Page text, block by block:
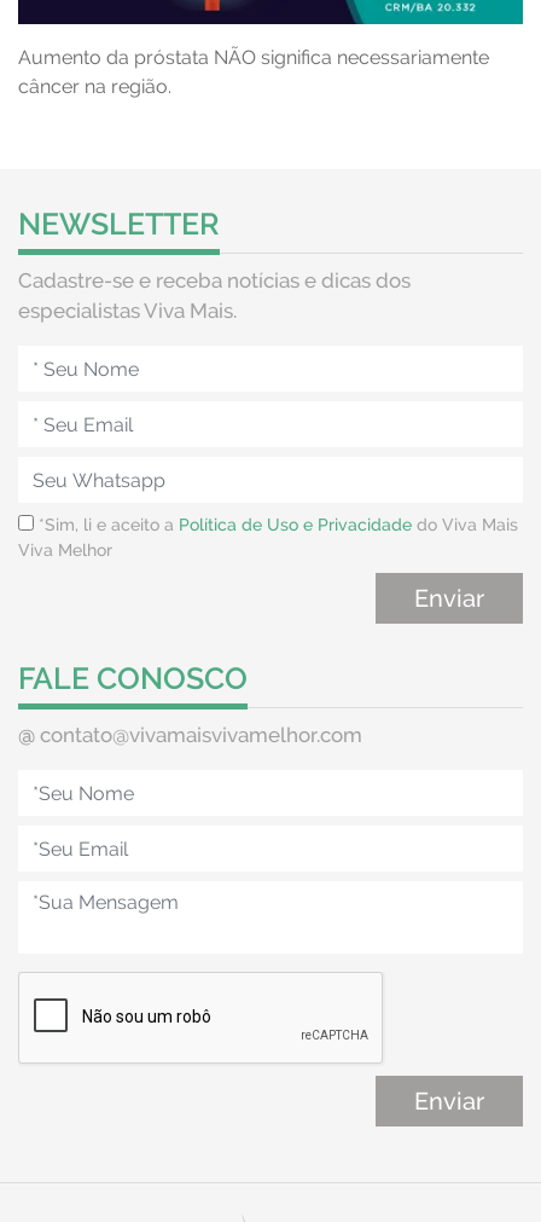
Aumento da próstata NÃO significa necessariamente
câncer na região.
NEWSLETTER
Cadastre-se e receba notícias e dicas dos
especialistas Viva Mais.
*Sim, li e aceito a Política de Uso e Privacidade do Viva Mais
Viva Melhor
FALE CONOSCO
@ contato@vivamaisvivamelhor.com